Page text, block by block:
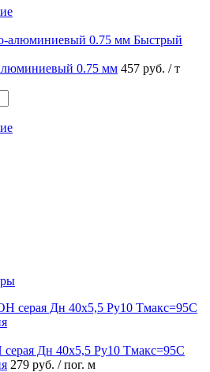
Быстрый
0.75 мм 457 руб. / т
Дн 40х5,5 Ру10 Тмакс=95C
279 руб. / пог. м